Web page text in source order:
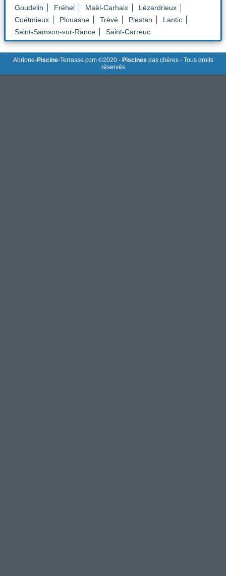
Goudelin
Fréhel Maël-Carhaix
Lézardrieux
Coëtmieux
Plouasne Trévé Plestan
Lantic
Saint-Samson-sur-Rance
Saint-Carreuc
Abrione-Piscine-Terrasse.com ©2020 - Piscines pas chères - Tous droits
réservés